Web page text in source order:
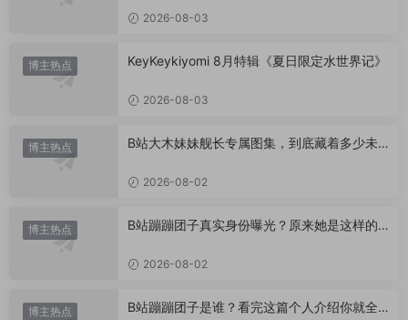
2026-08-03
博主热点 KeyKeykiyomi 8月特辑《夏日限定水世界记》
2026-08-03
博主热点
B站大木妹妹舰长专属图集，到底藏着多少未
2026-08-02
博主热点
B站蹦蹦团子真实身份曝光？原来她是这样的U
2026-08-02
博主热点
B站蹦蹦团子是谁？看完这篇个人介绍你就全